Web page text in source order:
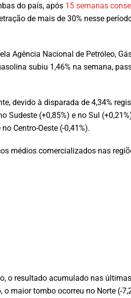
do país, após 15 semanas
de mais de 30% nesse
Agência Nacional de Petróleo,
subiu 1,46% na semana,
devido à disparada de 4,34%
Sudeste (+0,85%) e no Sul
Centro-Oeste (-0,41%).
médios comercializados nas
o resultado acumulado nas
maior tombo ocorreu no Norte (-